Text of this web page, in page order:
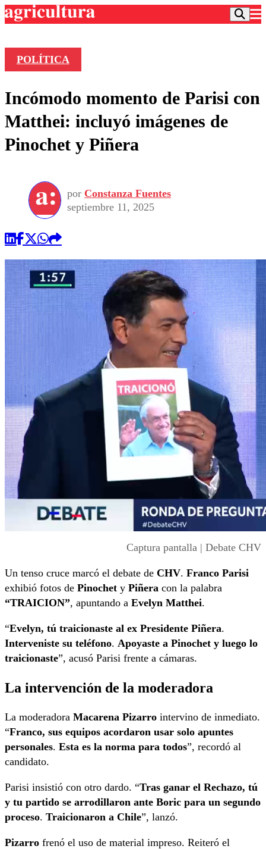
Frecuencias
Agricultura TV
Deportes
Colo Colo
Seleccion Chilena
Torneo Internacional
Universidad de Chile
Entretención
Economía
Internacional
Sustentabilidad
Publicaciones en medios
Opinión
POLÍTICA
Incómodo momento de Parisi con
Matthei: incluyó imágenes de
Pinochet y Piñera
por Constanza Fuentes
septiembre 11, 2025
Captura pantalla | Debate CHV
Un tenso cruce marcó el debate de CHV. Franco Parisi
exhibió fotos de Pinochet y Piñera con la palabra
“TRAICION”, apuntando a Evelyn Matthei.
“Evelyn, tú traicionaste al ex Presidente Piñera.
Interveniste su teléfono. Apoyaste a Pinochet y luego lo
traicionaste”, acusó Parisi frente a cámaras.
La intervención de la moderadora
La moderadora Macarena Pizarro intervino de inmediato.
“Franco, sus equipos acordaron usar solo apuntes
personales. Esta es la norma para todos”, recordó al
candidato.
Parisi insistió con otro dardo. “Tras ganar el Rechazo, tú
y tu partido se arrodillaron ante Boric para un segundo
proceso. Traicionaron a Chile”, lanzó.
Pizarro frenó el uso de material impreso. Reiteró el